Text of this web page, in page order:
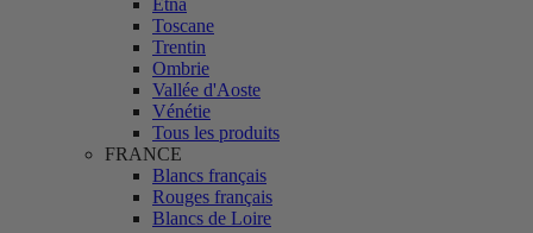
Etna
Toscane
Trentin
Ombrie
Vallée d'Aoste
Vénétie
Tous les produits
FRANCE
Blancs français
Rouges français
Blancs de Loire